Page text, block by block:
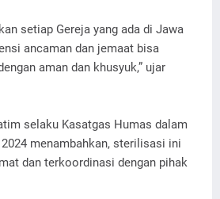
setiap Gereja yang ada di Jawa
ancaman dan jemaat bisa
aman dan khusyuk,” ujar
selaku Kasatgas Humas dalam
menambahkan, sterilisasi ini
dan terkoordinasi dengan pihak